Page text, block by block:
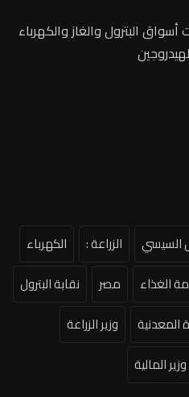
البترول والغاز والكهرباء
السيسي الزراعة :
الكهرباء
الغذاء مصر
نقابة البترول
المعدنية
وزير الزراعة
وزير المالية